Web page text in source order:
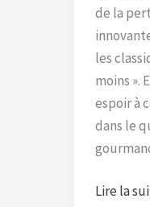
de la
les
moins ».
espoir à
dans le
Lire la